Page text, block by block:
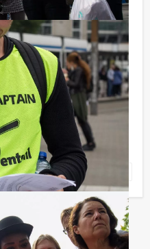
Lunch Alkmaar
p.p. excl. BTW
‐ 3 uur en 30 minuten
Lunch' van Holland Tour
beroemde tv-
kikkerlandjewordt